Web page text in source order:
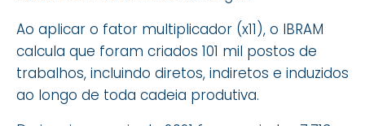
Ao aplicar o fator multiplicador (x11), o IBRAM
calcula que foram criados 101 mil postos de
trabalhos, incluindo diretos, indiretos e induzidos
ao longo de toda cadeia produtiva.